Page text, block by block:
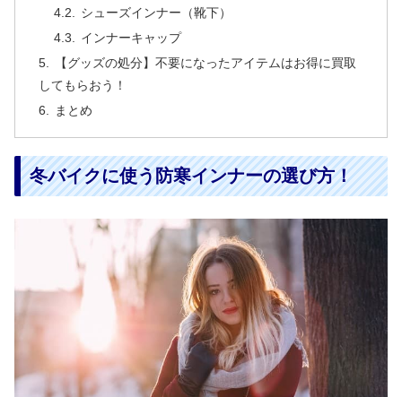
シューズインナー（靴下）
インナーキャップ
【グッズの処分】不要になったアイテムはお得に買取
してもらおう！
まとめ
冬バイクに使う防寒インナーの選び方！